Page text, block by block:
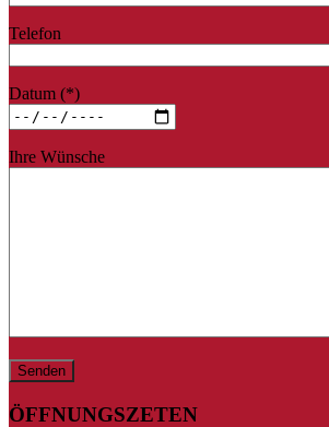
Telefon
Datum (*)
Ihre Wünsche
ÖFFNUNGSZETEN